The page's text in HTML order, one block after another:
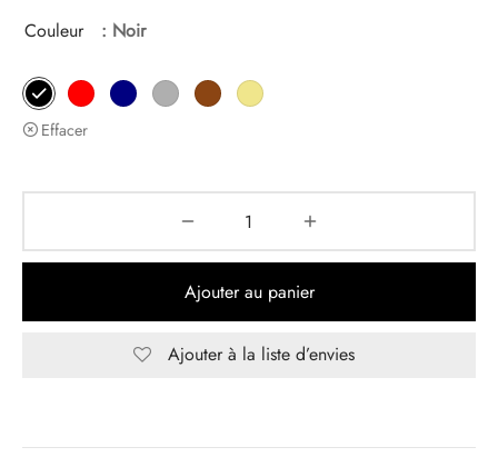
31,30 €.
Couleur : Noir
Effacer
Ajouter au panier
Ajouter à la liste d’envies